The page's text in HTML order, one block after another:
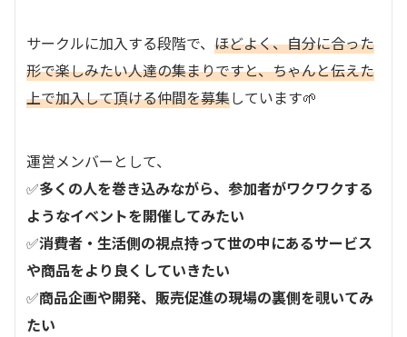
サークルに加入する段階で、 ほどよく、自分に合った
形で楽しみたい人達の集まりですと、ちゃんと伝えた
上で加入して頂ける仲間を募集しています🌱
運営メンバーとして、
✅多くの人を巻き込みながら、参加者がワクワクする
ようなイベントを開催してみたい
✅消費者・生活側の視点持って世の中にあるサービス
や商品をより良くしていきたい
✅商品企画や開発、販売促進の現場の裏側を覗いてみ
たい